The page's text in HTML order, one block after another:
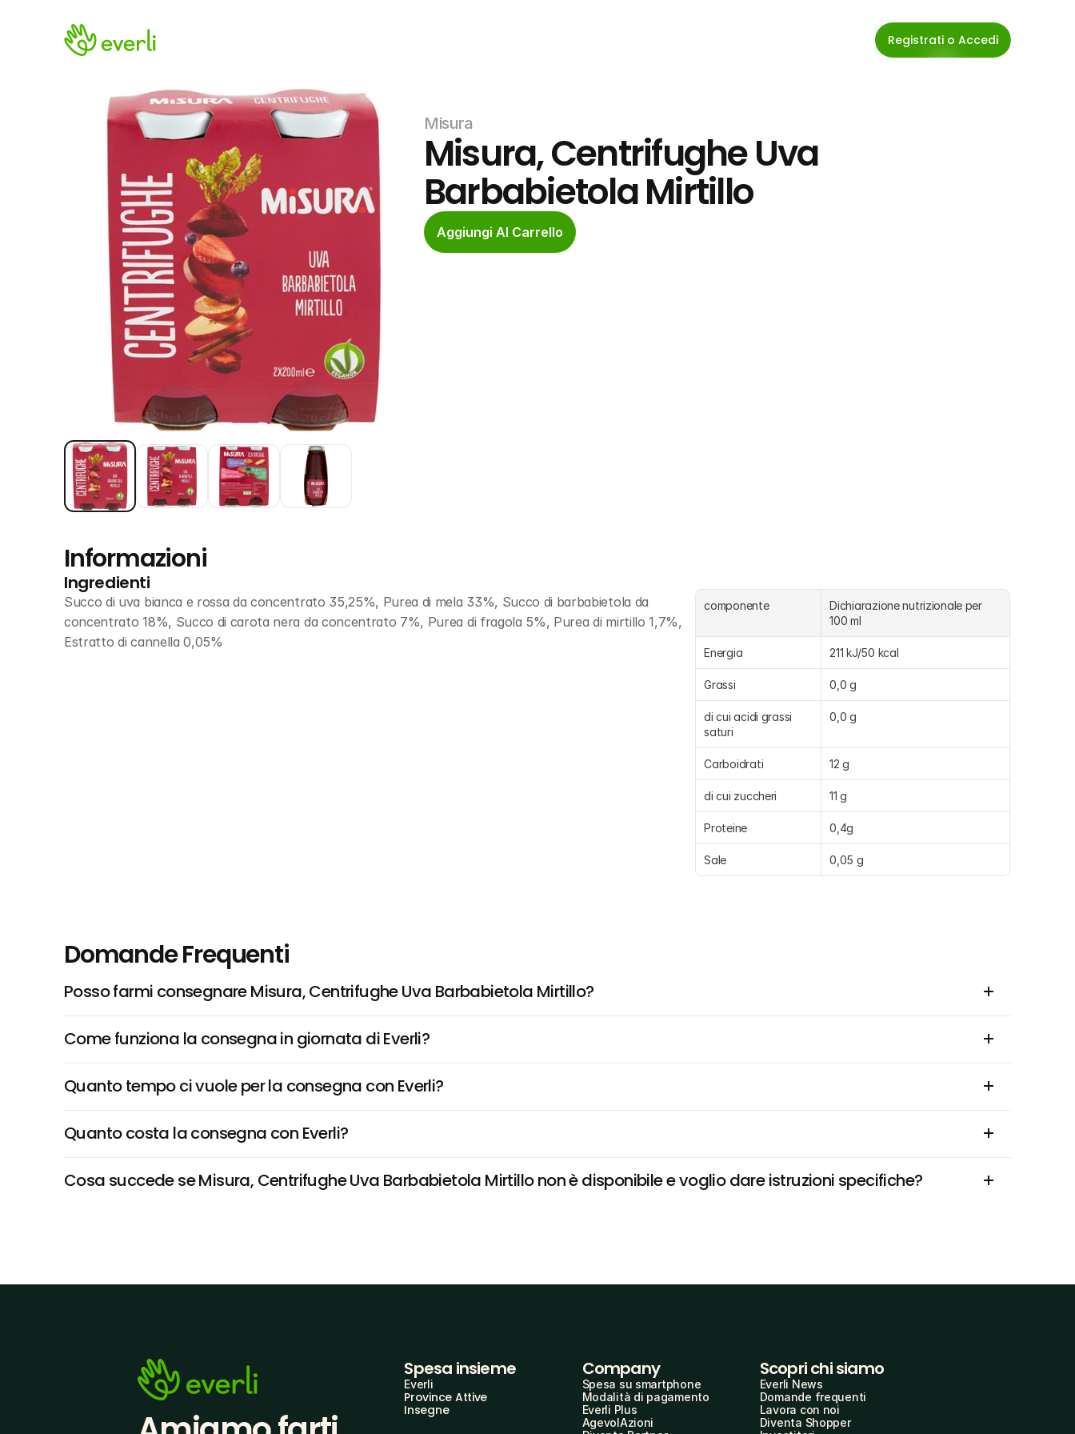
Registrati o Accedi
Misura
Misura, Centrifughe Uva
Barbabietola Mirtillo
Aggiungi Al Carrello
Informazioni
Ingredienti
Succo di uva bianca e rossa da concentrato 35,25%, Purea di mela 33%, Succo di barbabietola da
concentrato 18%, Succo di carota nera da concentrato 7%, Purea di fragola 5%, Purea di mirtillo 1,7%,
Estratto di cannella 0,05%
componente
Dichiarazione nutrizionale per
100 ml
Energia 211 kJ/50 kcal
Grassi 0,0 g
di cui acidi grassi
saturi
0,0 g
Carboidrati 12 g
di cui zuccheri 11 g
Proteine 0,4g
Sale 0,05 g
Domande Frequenti
Posso farmi consegnare Misura, Centrifughe Uva Barbabietola Mirtillo?
Come funziona la consegna in giornata di Everli?
Quanto tempo ci vuole per la consegna con Everli?
Quanto costa la consegna con Everli?
Cosa succede se Misura, Centrifughe Uva Barbabietola Mirtillo non è disponibile e voglio dare istruzioni specifiche?
Spesa insieme
Everli
Province Attive
Insegne
Company
Spesa su smartphone
Modalità di pagamento
Everli Plus
AgevolAzioni
Scopri chi siamo
Everli News
Domande frequenti
Lavora con noi
Diventa Shopper